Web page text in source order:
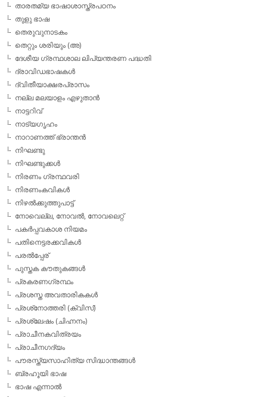
താരതമ്യ ഭാഷാശാസ്ത്രപഠനം
തുളു ഭാഷ
തെരുവുനാടകം
തെറ്റും ശരിയും (അ)
ദേശീയ ഗ്രന്ഥശാല ലിപ്യന്തരണ പദ്ധതി
ദ്രാവിഡഭാഷകള്‍
ദ്വിതീയാക്ഷരപ്രാസം
നല്ല മലയാളം എഴുതാന്‍
നാട്ടറിവ്
നാട്യഗൃഹം
നാറാണത്ത് ഭ്രാന്തന്‍
നിഘണ്ടു
നിഘണ്ടുക്കള്‍
നിരണം ഗ്രന്ഥവരി
നിരണംകവികള്‍
നിഴല്‍ക്കുത്തുപാട്ട്
നോവെല്ല, നോവല്‍, നോവലെറ്റ്
പകര്‍പ്പവകാശ നിയമം
പതിനെട്ടരക്കവികള്‍
പരല്‍പ്പേര്
പുസ്തക കൗതുകങ്ങള്‍
പ്രകരണഗ്രന്ഥം
പ്രശസ്ത അവതാരികകള്‍
പ്രശ്‌നോത്തരി (ക്വിസ്)
പ്രശ്ലേഷം (ചിഹ്നനം)
പ്രാചീനകവിത്രയം
പ്രാചീനഗദ്യം
പൗരസ്ത്യസാഹിത്യ സിദ്ധാന്തങ്ങള്‍
ബ്രഹൂയി ഭാഷ
ഭാഷ എന്നാല്‍